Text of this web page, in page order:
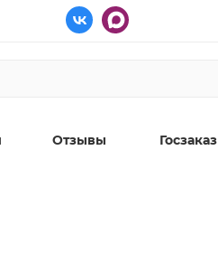
Отзывы Госзаказ